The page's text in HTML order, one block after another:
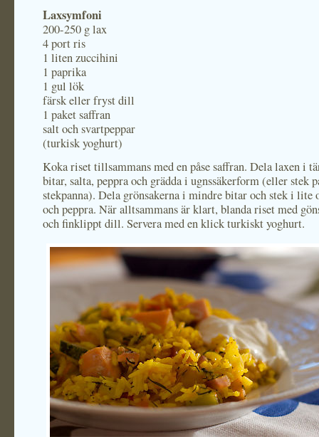
Laxsymfoni
200-250 g lax
4 port ris
1 liten zuccihini
1 paprika
1 gul lök
färsk eller fryst dill
1 paket saffran
salt och svartpeppar
(turkisk yoghurt)
Koka riset tillsammans med en påse saffran. Dela laxen i
bitar, salta, peppra och grädda i ugnssäkerform (eller stek
stekpanna). Dela grönsakerna i mindre bitar och stek i lite
och peppra. När alltsammans är klart, blanda riset med
och finklippt dill. Servera med en klick turkiskt yoghurt.